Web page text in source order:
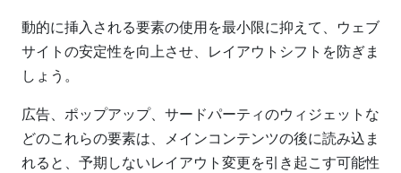
動的に挿入される要素の使用を最小限に抑えて、ウェブ
サイトの安定性を向上させ、レイアウトシフトを防ぎま
しょう。
広告、ポップアップ、サードパーティのウィジェットな
どのこれらの要素は、メインコンテンツの後に読み込ま
れると、予期しないレイアウト変更を引き起こす可能性